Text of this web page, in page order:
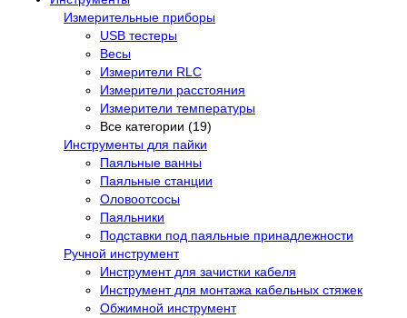
Измерительные приборы
USB тестеры
Весы
Измерители RLC
Измерители расстояния
Измерители температуры
Все категории (19)
Инструменты для пайки
Паяльные ванны
Паяльные станции
Оловоотсосы
Паяльники
Подставки под паяльные принадлежности
Ручной инструмент
Инструмент для зачистки кабеля
Инструмент для монтажа кабельных стяжек
Обжимной инструмент